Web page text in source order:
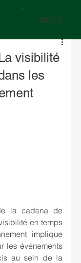
MENU
visibilité
les
la cadena de
en temps
implique
les événements
au sein de la